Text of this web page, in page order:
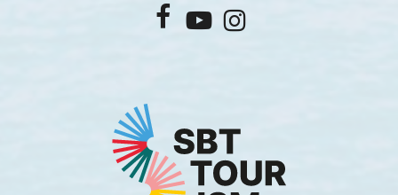
facebook
youtubeinstagram